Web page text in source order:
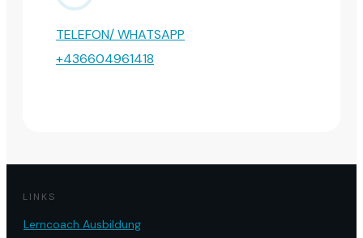
TELEFON/ WHATSAPP
+436604961418
LINKS
Lerncoach Ausbildung